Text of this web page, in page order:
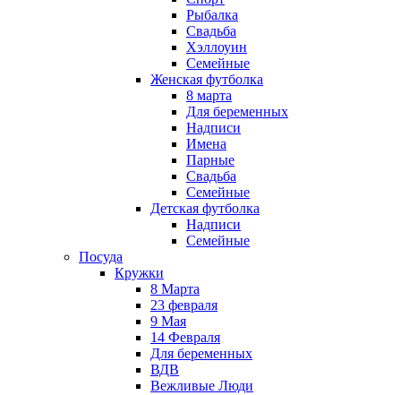
Рыбалка
Свадьба
Хэллоуин
Семейные
Женская футболка
8 марта
Для беременных
Надписи
Имена
Парные
Свадьба
Семейные
Детская футболка
Надписи
Семейные
Посуда
Кружки
8 Марта
23 февраля
9 Мая
14 Февраля
Для беременных
ВДВ
Вежливые Люди